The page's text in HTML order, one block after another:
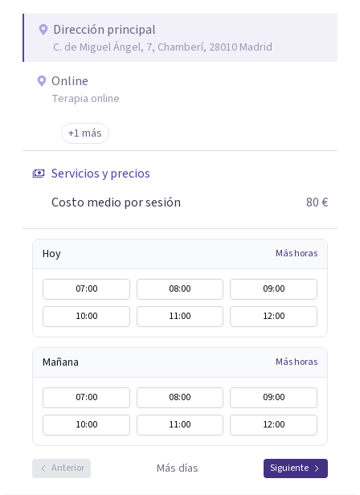
además con un servicio de hipnosis regresiva para el
trabajo de "Terapia del Alma".
Dirección principal
C. de Miguel Ángel, 7, Chamberí, 28010 Madrid
Online
Terapia online
+1 más
Servicios y precios
Costo medio por sesión
80 €
Hoy Más horas
07:00 08:00
09:00
10:00
11:00 12:00
Mañana Más horas
07:00 08:00
09:00
10:00
11:00 12:00
Anterior Más días Siguiente